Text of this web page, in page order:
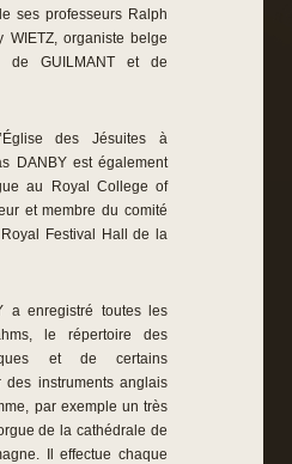
ses professeurs Ralph
WIETZ, organiste belge
de GUILMANT et de
des Jésuites à
DANBY est également
au Royal College of
et membre du comité
Festival Hall de la
a enregistré toutes les
le répertoire des
et de certains
des instruments anglais
par exemple un très
de la cathédrale de
Il effectue chaque